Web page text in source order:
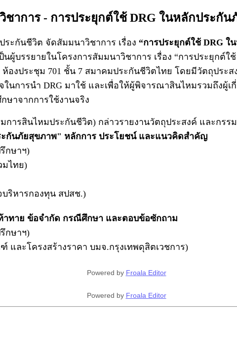
ชาการ - การประยุกต์ใช้ DRG ในหลักประกั
ะกันชีวิต จัดสัมมนาวิชาการ เรื่อง “การประยุกต์ใช้ DRG ใ
บรรยายในโครงการสัมมนาวิชาการ เรื่อง “การประยุกต์ใ
องประชุม 701 ชั้น 7 สมาคมประกันชีวิตไทย โดยมีวัตถุประส
ในการนำ DRG มาใช้ และเพื่อให้ผู้พิจารณาสินไหมรวมถึงผู้
ษาจากการใช้งานจริง
ารสินไหมประกันชีวิต) กล่าวรายงานวัตถุประสงค์ และกรร
ะกันภัยสุขภาพ" หลักการ ประโยชน์ และแนวคิดสำคัญ
กษาฯ)
มไทย)
ริหารกองทุน สปสช.)
ทาย ข้อจำกัด กรณีศึกษา และตอบข้อซักถาม
กษาฯ)
ละโครงสร้างราคา บมจ.กรุงเทพดุสิตเวชการ)
Powered by Froala Editor
Powered by Froala Editor